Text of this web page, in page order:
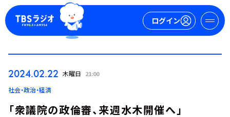
ログイン
2024.02.22 木曜日 21:00
社会・政治・経済
「衆議院の政倫審、来週水木開催へ」